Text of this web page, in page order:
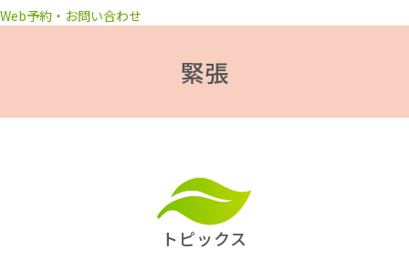
Web予約・お問い合わせ
緊張
トピックス